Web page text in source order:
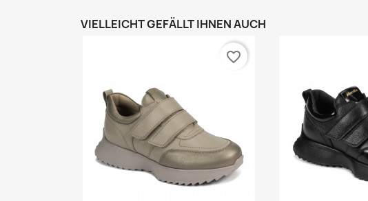
VIELLEICHT GEFÄLLT IHNEN AUCH
favorite_border